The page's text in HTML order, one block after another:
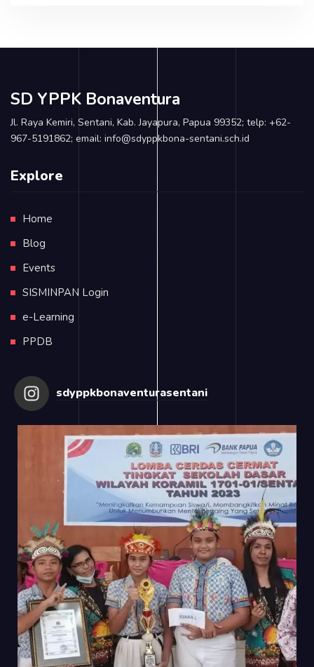
SD YPPK Bonaventura
Jl. Raya Kemiri, Sentani, Kab. Jayapura, Papua 99352; telp: +62-
967-5191862; email: info@sdyppkbona-sentani.sch.id
Explore
Home
Blog
Events
SISMINPAN Login
e-Learning
PPDB
sdyppkbonaventurasentani